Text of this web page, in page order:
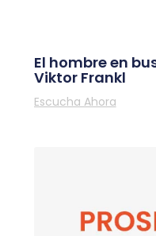
El hombre en
Viktor Frankl
Escucha Ahora